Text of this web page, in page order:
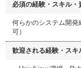
必須の経験・スキル・
何らかのシステム開発
可）
歓迎される経験・スキ